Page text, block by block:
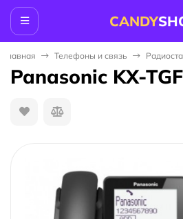
CANDY
Главная Телефоны и связь
Panasonic KX-